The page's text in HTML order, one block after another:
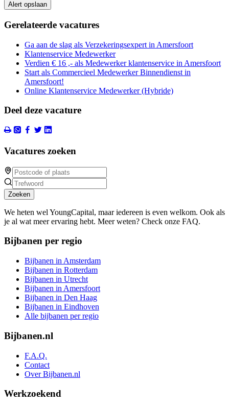
Alert opslaan
Gerelateerde vacatures
Ga aan de slag als Verzekeringsexpert in Amersfoort
Klantenservice Medewerker
Verdien € 16 ,- als Medewerker klantenservice in Amersfoort
Start als Commercieel Medewerker Binnendienst in
Amersfoort!
Online Klantenservice Medewerker (Hybride)
Deel deze vacature
Vacatures zoeken
Zoeken
We heten wel YoungCapital, maar iedereen is even welkom. Ook als
je al wat meer ervaring hebt. Meer weten? Check onze FAQ.
Bijbanen per regio
Bijbanen in Amsterdam
Bijbanen in Rotterdam
Bijbanen in Utrecht
Bijbanen in Amersfoort
Bijbanen in Den Haag
Bijbanen in Eindhoven
Alle bijbanen per regio
Bijbanen.nl
F.A.Q.
Contact
Over Bijbanen.nl
Werkzoekend